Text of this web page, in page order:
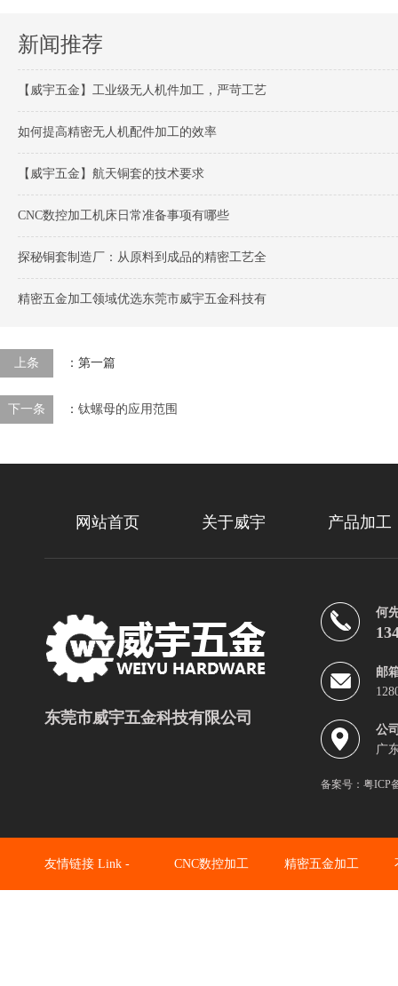
新闻推荐
【威宇五金】工业级无人机件加工，严苛工艺
如何提高精密无人机配件加工的效率
【威宇五金】航天铜套的技术要求
CNC数控加工机床日常准备事项有哪些
探秘铜套制造厂：从原料到成品的精密工艺全
精密五金加工领域优选东莞市威宇五金科技有
上条 ：第一篇
下一条 ： 钛螺母的应用范围
网站首页 关于威宇 产品加工
东莞市威宇五金科技有限公司
何
邮
公
广
备案号： 粤ICP
友情链接 Link - CNC数控加工 精密五金加工